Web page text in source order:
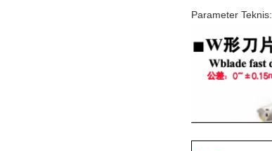
Parameter Teknis: